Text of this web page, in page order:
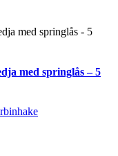
med springlås – 5